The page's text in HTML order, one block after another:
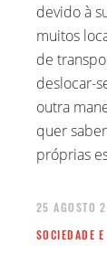
devido à
muitos
de
deslocar-
outra
quer
próprias
25 AGOSTO
SOCIEDADE